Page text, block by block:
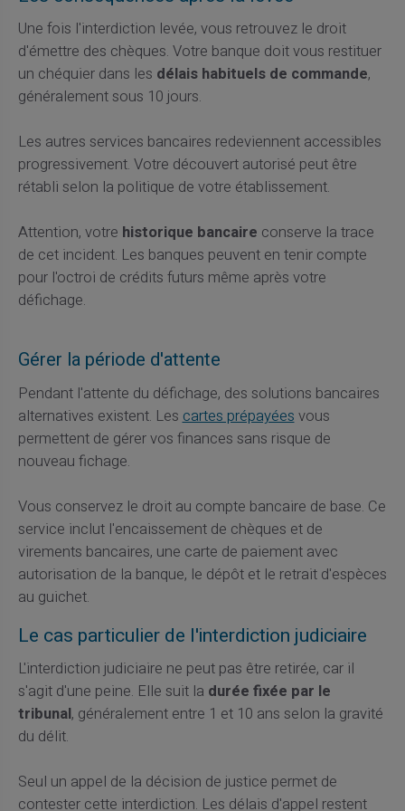
Une fois l'interdiction levée, vous retrouvez le droit
d'émettre des chèques. Votre banque doit vous restituer
un chéquier dans les délais habituels de commande,
généralement sous 10 jours.
Les autres services bancaires redeviennent accessibles
progressivement. Votre découvert autorisé peut être
rétabli selon la politique de votre établissement.
Attention, votre historique bancaire conserve la trace
de cet incident. Les banques peuvent en tenir compte
pour l'octroi de crédits futurs même après votre
défichage.
Gérer la période d'attente
Pendant l'attente du défichage, des solutions bancaires
alternatives existent. Lescartes prépayéesvous
permettent de gérer vos finances sans risque de
nouveau fichage.
Vous conservez le droit au compte bancaire de base. Ce
service inclut l'encaissement de chèques et de
virements bancaires, une carte de paiement avec
autorisation de la banque, le dépôt et le retrait d'espèces
au guichet.
Le cas particulier de l'interdiction judiciaire
L'interdiction judiciaire ne peut pas être retirée, car il
s'agit d'une peine. Elle suit la durée fixée par le
tribunal, généralement entre 1 et 10 ans selon la gravité
du délit.
Seul un appel de la décision de justice permet de
contester cette interdiction. Les délais d'appel restent